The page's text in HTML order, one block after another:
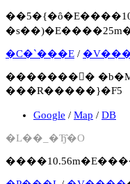
�C�`���E /
�������񍐏�
���R�����}�F5
Google / Map / DB
�L��_�Ђ̑�O